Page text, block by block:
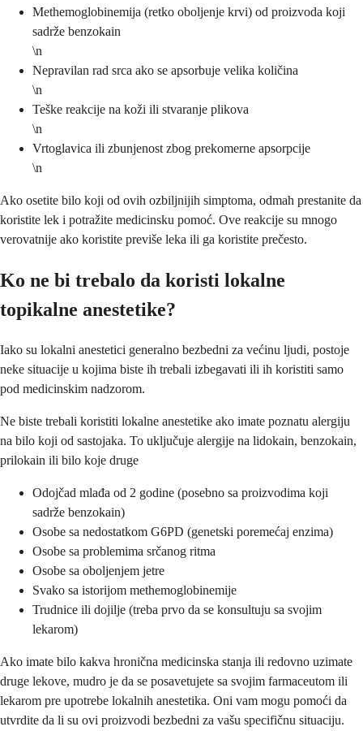
Methemoglobinemija (retko oboljenje krvi) od proizvoda koji
sadrže benzokain
\n
Nepravilan rad srca ako se apsorbuje velika količina
\n
Teške reakcije na koži ili stvaranje plikova
\n
Vrtoglavica ili zbunjenost zbog prekomerne apsorpcije
\n
Ako osetite bilo koji od ovih ozbiljnijih simptoma, odmah prestanite da
koristite lek i potražite medicinsku pomoć. Ove reakcije su mnogo
verovatnije ako koristite previše leka ili ga koristite prečesto.
Ko ne bi trebalo da koristi lokalne
topikalne anestetike?
Iako su lokalni anestetici generalno bezbedni za većinu ljudi, postoje
neke situacije u kojima biste ih trebali izbegavati ili ih koristiti samo
pod medicinskim nadzorom.
Ne biste trebali koristiti lokalne anestetike ako imate poznatu alergiju
na bilo koji od sastojaka. To uključuje alergije na lidokain, benzokain,
prilokain ili bilo koje druge
Odojčad mlađa od 2 godine (posebno sa proizvodima koji
sadrže benzokain)
Osobe sa nedostatkom G6PD (genetski poremećaj enzima)
Osobe sa problemima srčanog ritma
Osobe sa oboljenjem jetre
Svako sa istorijom methemoglobinemije
Trudnice ili dojilje (treba prvo da se konsultuju sa svojim
lekarom)
Ako imate bilo kakva hronična medicinska stanja ili redovno uzimate
druge lekove, mudro je da se posavetujete sa svojim farmaceutom ili
lekarom pre upotrebe lokalnih anestetika. Oni vam mogu pomoći da
utvrdite da li su ovi proizvodi bezbedni za vašu specifičnu situaciju.